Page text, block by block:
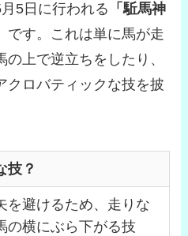
5日に行われる 「駈馬神
です。これは単に馬が走
上で逆立ちをしたり、
クロバティックな技を披
技？
を避けるため、走りな
の横にぶら下がる技